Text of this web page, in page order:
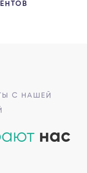
С НАШЕЙ
нас